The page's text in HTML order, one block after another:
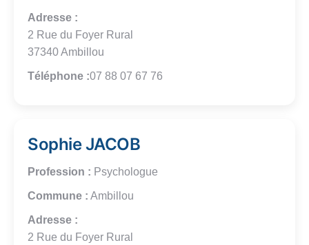
Adresse :
2 Rue du Foyer Rural
37340 Ambillou
Téléphone :07 88 07 67 76
Sophie JACOB
Profession : Psychologue
Commune : Ambillou
Adresse :
2 Rue du Foyer Rural